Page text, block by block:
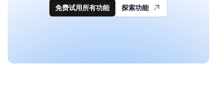
免费试用所有功能 探索功能